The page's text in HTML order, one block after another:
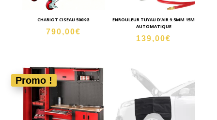
CHARIOT CISEAU 500KG
790,00€
ENROULEUR TUYAU D’AIR 9.5MM 15M
AUTOMATIQUE
139,00€
Promo !